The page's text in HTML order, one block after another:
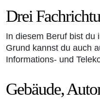
Drei
In diesem Beruf bist du
Grund kannst du auch
Informations- und
Gebäude,